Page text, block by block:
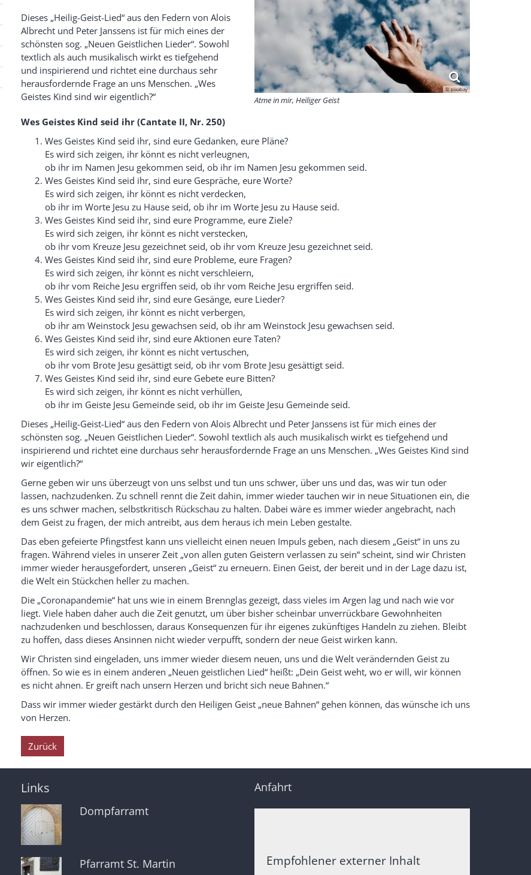
© pixabay
Atme in mir, Heiliger Geist
Dieses „Heilig-Geist-Lied“ aus den Federn von Alois
Albrecht und Peter Janssens ist für mich eines der
schönsten sog. „Neuen Geistlichen Lieder“. Sowohl
textlich als auch musikalisch wirkt es tiefgehend
und inspirierend und richtet eine durchaus sehr
herausfordernde Frage an uns Menschen. „Wes
Geistes Kind sind wir eigentlich?“
Wes Geistes Kind seid ihr (Cantate II, Nr. 250)
Wes Geistes Kind seid ihr, sind eure Gedanken, eure Pläne?
Es wird sich zeigen, ihr könnt es nicht verleugnen,
ob ihr im Namen Jesu gekommen seid, ob ihr im Namen Jesu gekommen seid.
Wes Geistes Kind seid ihr, sind eure Gespräche, eure Worte?
Es wird sich zeigen, ihr könnt es nicht verdecken,
ob ihr im Worte Jesu zu Hause seid, ob ihr im Worte Jesu zu Hause seid.
Wes Geistes Kind seid ihr, sind eure Programme, eure Ziele?
Es wird sich zeigen, ihr könnt es nicht verstecken,
ob ihr vom Kreuze Jesu gezeichnet seid, ob ihr vom Kreuze Jesu gezeichnet seid.
Wes Geistes Kind seid ihr, sind eure Probleme, eure Fragen?
Es wird sich zeigen, ihr könnt es nicht verschleiern,
ob ihr vom Reiche Jesu ergriffen seid, ob ihr vom Reiche Jesu ergriffen seid.
Wes Geistes Kind seid ihr, sind eure Gesänge, eure Lieder?
Es wird sich zeigen, ihr könnt es nicht verbergen,
ob ihr am Weinstock Jesu gewachsen seid, ob ihr am Weinstock Jesu gewachsen seid.
Wes Geistes Kind seid ihr, sind eure Aktionen eure Taten?
Es wird sich zeigen, ihr könnt es nicht vertuschen,
ob ihr vom Brote Jesu gesättigt seid, ob ihr vom Brote Jesu gesättigt seid.
Wes Geistes Kind seid ihr, sind eure Gebete eure Bitten?
Es wird sich zeigen, ihr könnt es nicht verhüllen,
ob ihr im Geiste Jesu Gemeinde seid, ob ihr im Geiste Jesu Gemeinde seid.
Dieses „Heilig-Geist-Lied“ aus den Federn von Alois Albrecht und Peter Janssens ist für mich eines der
schönsten sog. „Neuen Geistlichen Lieder“. Sowohl textlich als auch musikalisch wirkt es tiefgehend und
inspirierend und richtet eine durchaus sehr herausfordernde Frage an uns Menschen. „Wes Geistes Kind sind
wir eigentlich?“
Gerne geben wir uns überzeugt von uns selbst und tun uns schwer, über uns und das, was wir tun oder
lassen, nachzudenken. Zu schnell rennt die Zeit dahin, immer wieder tauchen wir in neue Situationen ein, die
es uns schwer machen, selbstkritisch Rückschau zu halten. Dabei wäre es immer wieder angebracht, nach
dem Geist zu fragen, der mich antreibt, aus dem heraus ich mein Leben gestalte.
Das eben gefeierte Pfingstfest kann uns vielleicht einen neuen Impuls geben, nach diesem „Geist“ in uns zu
fragen. Während vieles in unserer Zeit „von allen guten Geistern verlassen zu sein“ scheint, sind wir Christen
immer wieder herausgefordert, unseren „Geist“ zu erneuern. Einen Geist, der bereit und in der Lage dazu ist,
die Welt ein Stückchen heller zu machen.
Die „Coronapandemie“ hat uns wie in einem Brennglas gezeigt, dass vieles im Argen lag und nach wie vor
liegt. Viele haben daher auch die Zeit genutzt, um über bisher scheinbar unverrückbare Gewohnheiten
nachzudenken und beschlossen, daraus Konsequenzen für ihr eigenes zukünftiges Handeln zu ziehen. Bleibt
zu hoffen, dass dieses Ansinnen nicht wieder verpufft, sondern der neue Geist wirken kann.
Wir Christen sind eingeladen, uns immer wieder diesem neuen, uns und die Welt verändernden Geist zu
öffnen. So wie es in einem anderen „Neuen geistlichen Lied“ heißt: „Dein Geist weht, wo er will, wir können
es nicht ahnen. Er greift nach unsern Herzen und bricht sich neue Bahnen.“
Dass wir immer wieder gestärkt durch den Heiligen Geist „neue Bahnen“ gehen können, das wünsche ich uns
von Herzen.
Zurück
Links
Dompfarramt
Pfarramt St. Martin
Anfahrt
Empfohlener externer Inhalt